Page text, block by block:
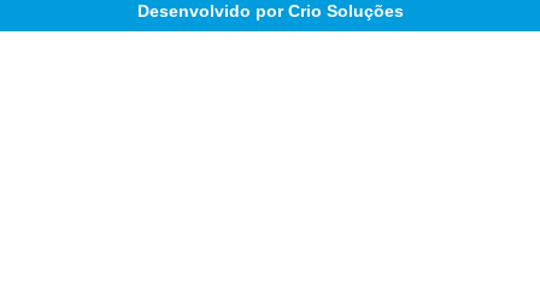
Desenvolvido por Crio Soluções